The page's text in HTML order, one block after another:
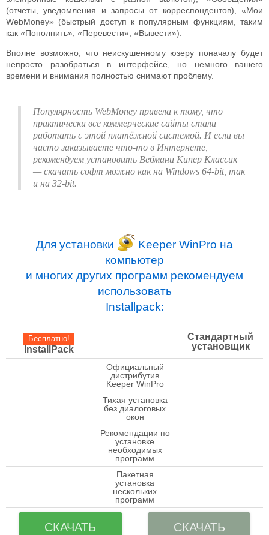
(отчеты, уведомления и запросы от корреспондентов), «Мои
WebMoney» (быстрый доступ к популярным функциям, таким
как «Пополнить», «Перевести», «Вывести»).
Вполне возможно, что неискушенному юзеру поначалу будет
непросто разобраться в интерфейсе, но немного вашего
времени и внимания полностью снимают проблему.
Популярность WebMoney привела к тому, что
практически все коммерческие сайты стали
работать с этой платёжной системой. И если вы
часто заказываете что-то в Интернете,
рекомендуем установить Вебмани Кипер Классик
— скачать софт можно как на Windows 64-bit, так
и на 32-bit.
Для установки
Keeper WinPro на
компьютер
и многих других программ рекомендуем
использовать
Installpack:
Бесплатно!
InstallPack
Стандартный
установщик
check
Официальный
дистрибутив
Keeper WinPro
check
Тихая установка
без диалоговых
окон
check
Рекомендации по
установке
необходимых
программ
check
Пакетная
установка
нескольких
программ
СКАЧАТЬ СКАЧАТЬ